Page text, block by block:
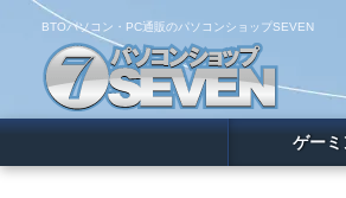
BTOパソコン・PC通販のパソコンショップSEVEN
ゲー